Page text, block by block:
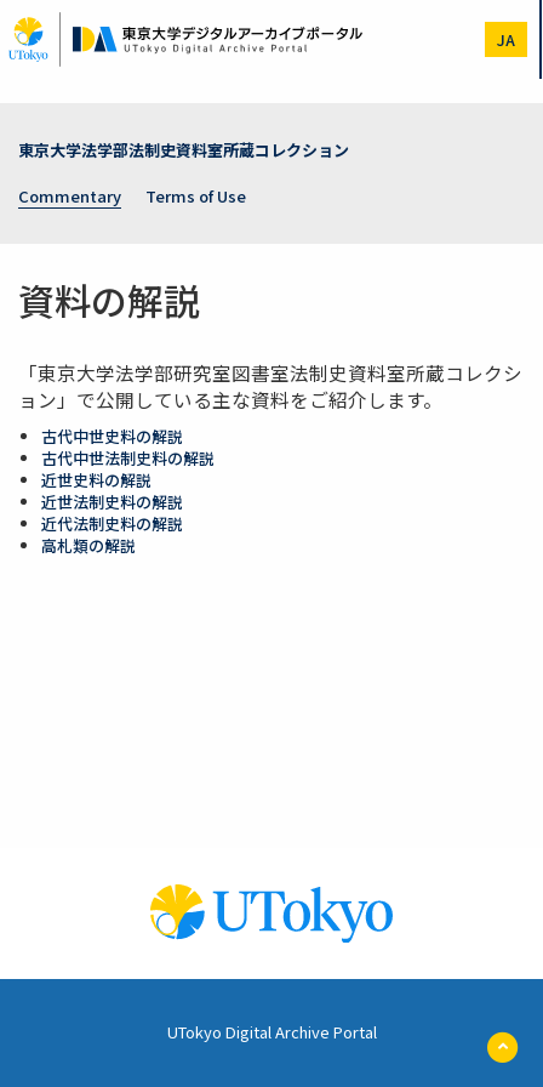
to
main
JA
東京大学法学部法制史資料室所蔵コレクション
Commentary
Terms of Use
資料の解説
「東京大学法学部研究室図書室法制史資料室所蔵コレクシ
ョン」で公開している主な資料をご紹介します。
古代中世史料の解説
古代中世法制史料の解説
近世史料の解説
近世法制史料の解説
近代法制史料の解説
高札類の解説
UTokyo Digital Archive Portal
ペ